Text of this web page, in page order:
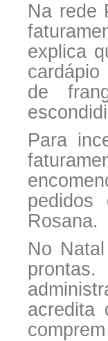
Na rede
explica
de
Para
Rosana.
No
acredita